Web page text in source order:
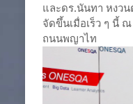
และดร.นันทา หงว
จัดขึ้นเมื่อเร็ว ๆ นี้
ถนนพญาไท